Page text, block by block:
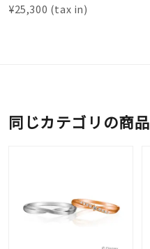
¥25,300 (tax in)
同じカテゴリの商品